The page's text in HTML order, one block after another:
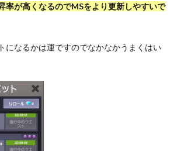
率が高くなるのでMSをより更新しやすいで
になるかは運ですのでなかなかうまくはい